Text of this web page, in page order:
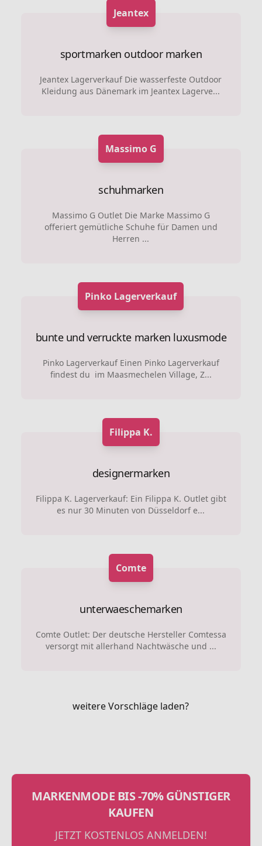
Jeantex
sportmarken outdoor marken
Jeantex Lagerverkauf Die wasserfeste Outdoor
Kleidung aus Dänemark im Jeantex Lagerve...
Massimo G
schuhmarken
Massimo G Outlet Die Marke Massimo G
offeriert gemütliche Schuhe für Damen und
Herren ...
Pinko Lagerverkauf
bunte und verruckte marken luxusmode
Pinko Lagerverkauf Einen Pinko Lagerverkauf
findest du im Maasmechelen Village, Z...
Filippa K.
designermarken
Filippa K. Lagerverkauf: Ein Filippa K. Outlet gibt
es nur 30 Minuten von Düsseldorf e...
Comte
unterwaeschemarken
Comte Outlet: Der deutsche Hersteller Comtessa
versorgt mit allerhand Nachtwäsche und ...
weitere Vorschläge laden?
MARKENMODE BIS -70% GÜNSTIGER
KAUFEN
JETZT KOSTENLOS ANMELDEN!